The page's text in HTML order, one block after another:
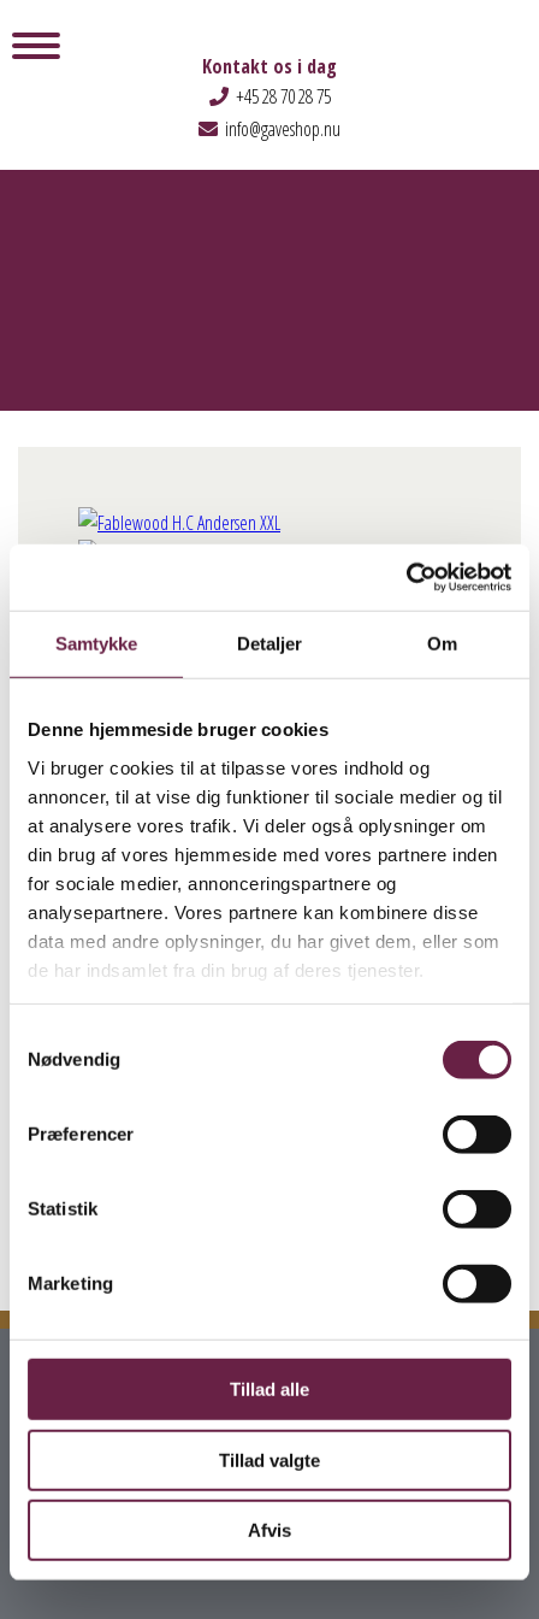
Samtykke Detaljer Om
Denne hjemmeside bruger cookies
Vi bruger cookies til at tilpasse vores indhold og
annoncer, til at vise dig funktioner til sociale medier og til
at analysere vores trafik. Vi deler også oplysninger om
din brug af vores hjemmeside med vores partnere inden
for sociale medier, annonceringspartnere og
analysepartnere. Vores partnere kan kombinere disse
data med andre oplysninger, du har givet dem, eller som
de har indsamlet fra din brug af deres tjenester.
Nødvendig
Præferencer
Statistik
Marketing
Tillad alle
Tillad valgte
Afvis
Kontakt os i dag
+45 28 70 28 75
info@gaveshop.nu
Fablewood H.C Andersen XXL
560,00DKK
Fablewood H.C Andersen XXL antal
BESTIL
Beskrivelse
Fablewood H.C Andersen XXL. Figur af den store danske
forfatter H.C. Andersen i XXL version. Han står med en bog i
omgivelser. Lavet af gummitræ og Sapele træ, dette produkt
Mål: H 17 cm x B 13 cm x D 13 cm
Gaveshop.nu
6700 Esbjerg
Tlf +45 28702875